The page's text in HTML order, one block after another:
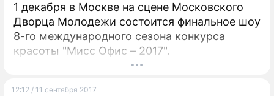
1 декабря в Москве на сцене Московского
Дворца Молодежи состоится финальное шоу
8-го международного сезона конкурса
красоты "Мисс Офис – 2017".
12:12 / 11 сентября 2017